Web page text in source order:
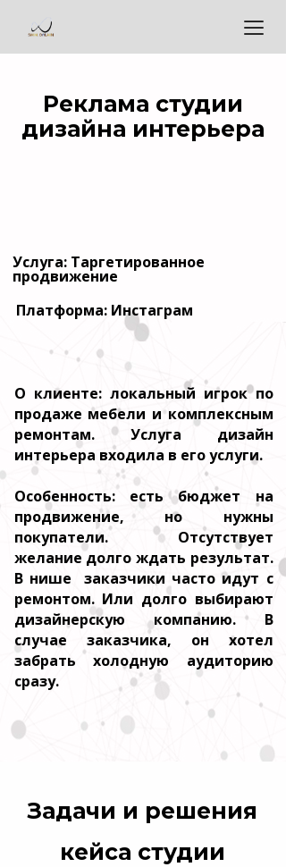
Реклама студии
дизайна интерьера
Услуга: Таргетированное
продвижение
Платформа: Инстаграм
О клиенте: локальный игрок по
продаже мебели и комплексным
ремонтам. Услуга дизайн
интерьера входила в его услуги.
Особенность: есть бюджет на
продвижение, но нужны
покупатели. Отсутствует
желание долго ждать результат.
В нише заказчики часто идут с
ремонтом. Или долго выбирают
дизайнерскую компанию. В
случае заказчика, он хотел
забрать холодную аудиторию
сразу.
Задачи и решения
кейса студии